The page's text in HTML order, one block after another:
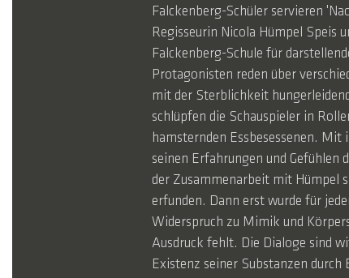
Falckenberg-Schüler servieren
Regisseurin Nicola Hümpel Speis
Falckenberg-Schule für
Protagonisten reden über
mit der Sterblichkeit
schlüpfen die Schauspieler in
hamsternden Essbesessenen.
seinen Erfahrungen und Gefühlen
der Zusammenarbeit mit Hümpel
erfunden. Dann erst wurde für
Widerspruch zu Mimik und
Ausdruck fehlt. Die Dialoge sind
Existenz seiner Substanzen